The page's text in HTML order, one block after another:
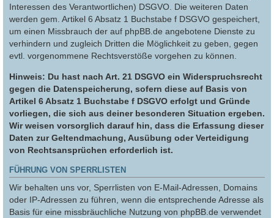
Interessen des Verantwortlichen) DSGVO. Die weiteren Daten
werden gem. Artikel 6 Absatz 1 Buchstabe f DSGVO gespeichert,
um einen Missbrauch der auf phpBB.de angebotene Dienste zu
verhindern und zugleich Dritten die Möglichkeit zu geben, gegen
evtl. vorgenommene Rechtsverstöße vorgehen zu können.
Hinweis: Du hast nach Art. 21 DSGVO ein Widerspruchsrecht
gegen die Datenspeicherung, sofern diese auf Basis von
Artikel 6 Absatz 1 Buchstabe f DSGVO erfolgt und Gründe
vorliegen, die sich aus deiner besonderen Situation ergeben.
Wir weisen vorsorglich darauf hin, dass die Erfassung dieser
Daten zur Geltendmachung, Ausübung oder Verteidigung
von Rechtsansprüchen erforderlich ist.
FÜHRUNG VON SPERRLISTEN
Wir behalten uns vor, Sperrlisten von E-Mail-Adressen, Domains
oder IP-Adressen zu führen, wenn die entsprechende Adresse als
Basis für eine missbräuchliche Nutzung von phpBB.de verwendet